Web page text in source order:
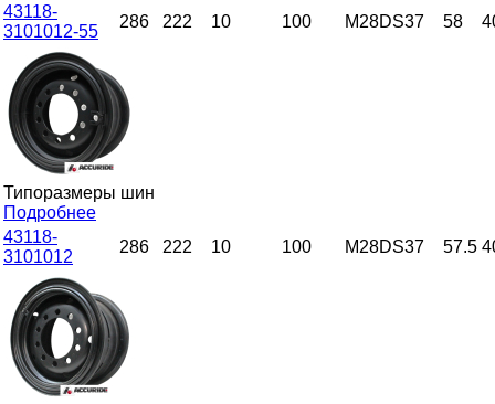
43118-
3101012-55
286 222 10 100 M28DS37 58
Типоразмеры шин
Подробнее
43118-
3101012
286 222 10 100 M28DS37 57.5